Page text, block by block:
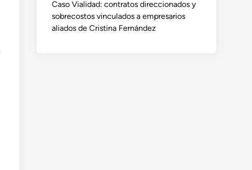
Caso Vialidad: contratos direccionados y
sobrecostos vinculados a empresarios
aliados de Cristina Fernández